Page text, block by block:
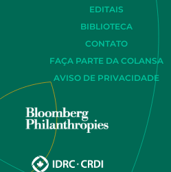
EDITAIS
BIBLIOTECA
CONTATO
FAÇA PARTE DA COLANSA
AVISO DE PRIVACIDADE